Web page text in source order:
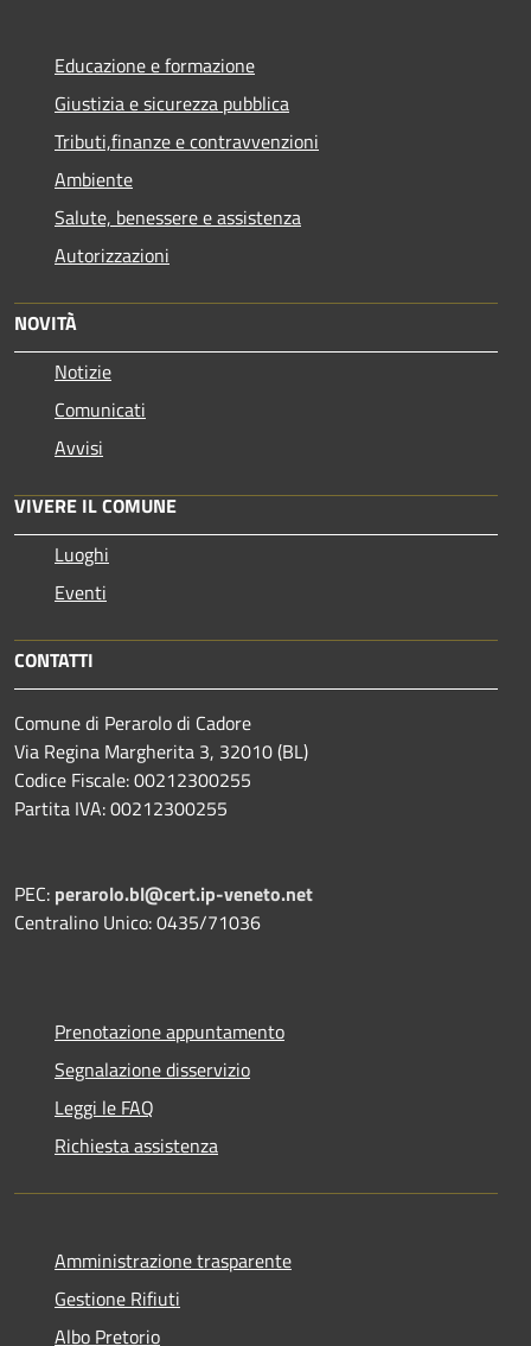
Educazione e formazione
Giustizia e sicurezza pubblica
Tributi,finanze e contravvenzioni
Ambiente
Salute, benessere e assistenza
Autorizzazioni
NOVITÀ
Notizie
Comunicati
Avvisi
VIVERE IL COMUNE
Luoghi
Eventi
CONTATTI
Comune di Perarolo di Cadore
Via Regina Margherita 3, 32010 (BL)
Codice Fiscale: 00212300255
Partita IVA: 00212300255
PEC: perarolo.bl@cert.ip-veneto.net
Centralino Unico: 0435/71036
Prenotazione appuntamento
Segnalazione disservizio
Leggi le FAQ
Richiesta assistenza
Amministrazione trasparente
Gestione Rifiuti
Albo Pretorio